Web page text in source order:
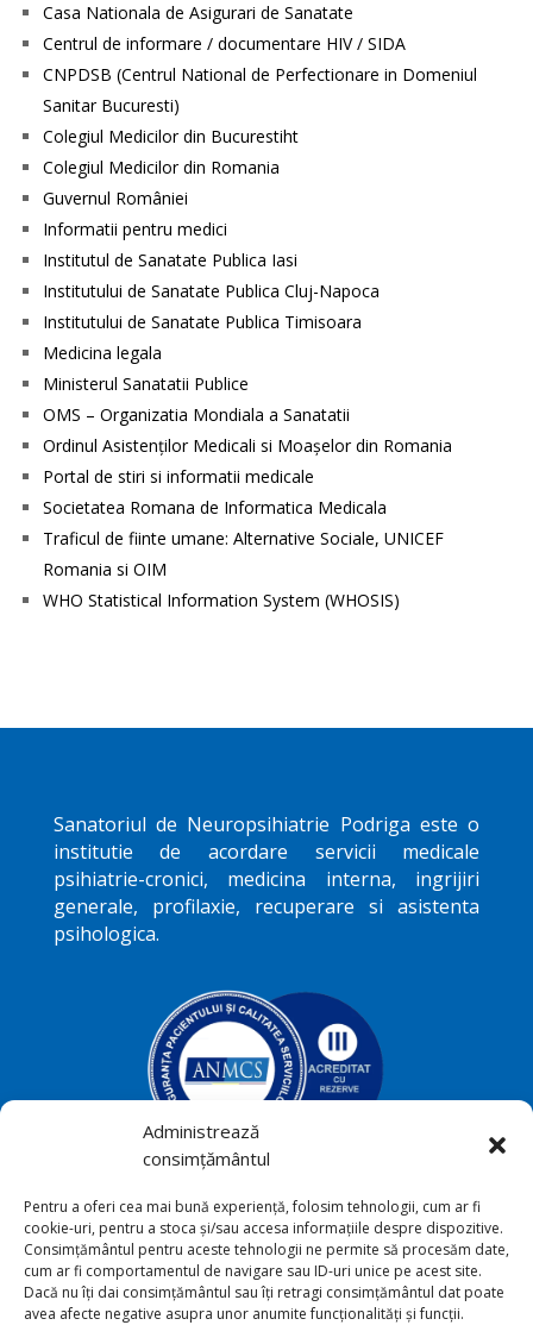
Administrează
consimțământul
Pentru a oferi cea mai bună experiență, folosim tehnologii, cum ar fi
cookie-uri, pentru a stoca și/sau accesa informațiile despre dispozitive.
Consimțământul pentru aceste tehnologii ne permite să procesăm date,
cum ar fi comportamentul de navigare sau ID-uri unice pe acest site.
Dacă nu îți dai consimțământul sau îți retragi consimțământul dat poate
avea afecte negative asupra unor anumite funcționalități și funcții.
Casa Nationala de Asigurari de Sanatate
Centrul de informare / documentare HIV / SIDA
CNPDSB (Centrul National de Perfectionare in Domeniul
Sanitar Bucuresti)
Colegiul Medicilor din Bucurestiht
Colegiul Medicilor din Romania
Guvernul României
Informatii pentru medici
Institutul de Sanatate Publica Iasi
Institutului de Sanatate Publica Cluj-Napoca
Institutului de Sanatate Publica Timisoara
Medicina legala
Ministerul Sanatatii Publice
OMS – Organizatia Mondiala a Sanatatii
Ordinul Asistenţilor Medicali si Moaşelor din Romania
Portal de stiri si informatii medicale
Societatea Romana de Informatica Medicala
Traficul de fiinte umane: Alternative Sociale, UNICEF
Romania si OIM
WHO Statistical Information System (WHOSIS)
Sanatoriul de Neuropsihiatrie Podriga este o
institutie de acordare servicii medicale
psihiatrie-cronici, medicina interna, ingrijiri
generale, profilaxie, recuperare si asistenta
psihologica.

Podriga, com. Draguseni, jud.
Botoşani
 +40231 541 211